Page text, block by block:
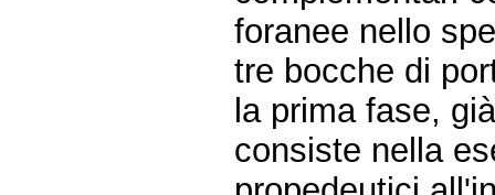
foranee nello
tre bocche di
la prima fase,
consiste nella